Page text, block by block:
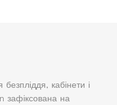
кабінети і
зафіксована на